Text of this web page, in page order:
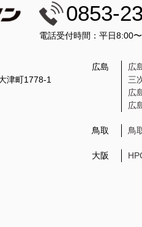
0853-
電話受付時間：平日8:00
津町1778-1
広島
広
三
広
広
鳥取 鳥
大阪